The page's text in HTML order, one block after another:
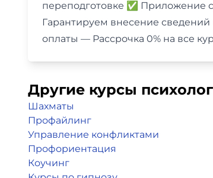
переподготовке ✅
Гарантируем внесение
оплаты — Рассрочка 0% на все
Другие курсы
Шахматы
Профайлинг
Управление конфликтами
Профориентация
Коучинг